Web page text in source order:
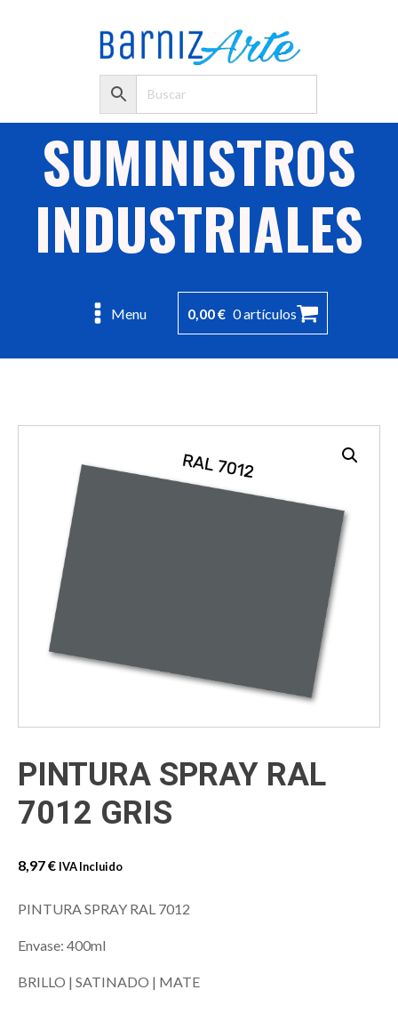
SUMINISTROS
INDUSTRIALES
Menu 0,00€ 0 artículos
PINTURA SPRAY RAL
7012 GRIS
8,97€ IVA Incluido
PINTURA SPRAY RAL 7012
Envase: 400ml
BRILLO | SATINADO | MATE